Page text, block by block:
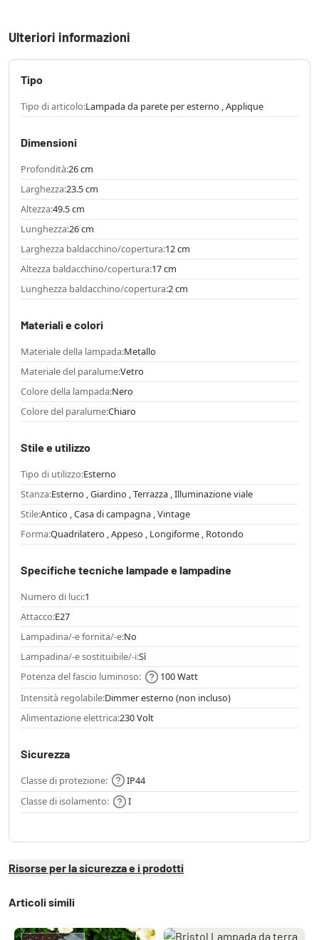
Ulteriori informazioni
Tipo
Tipo di articolo:Lampada da parete per esterno , Applique
Dimensioni
Profondità:26 cm
Larghezza:23.5 cm
Altezza:49.5 cm
Lunghezza:26 cm
Larghezza baldacchino/copertura:12 cm
Altezza baldacchino/copertura:17 cm
Lunghezza baldacchino/copertura:2 cm
Materiali e colori
Materiale della lampada:Metallo
Materiale del paralume:Vetro
Colore della lampada:Nero
Colore del paralume:Chiaro
Stile e utilizzo
Tipo di utilizzo:Esterno
Stanza:Esterno , Giardino , Terrazza , Illuminazione viale
Stile:Antico , Casa di campagna , Vintage
Forma:Quadrilatero , Appeso , Longiforme , Rotondo
Specifiche tecniche lampade e lampadine
Numero di luci:1
Attacco:E27
Lampadina/-e fornita/-e:No
Lampadina/-e sostituibile/-i:Sì
Potenza del fascio luminoso:
100 Watt
Intensità regolabile:Dimmer esterno (non incluso)
Alimentazione elettrica:230 Volt
Sicurezza
Classe di protezione:
IP44
Classe di isolamento:
I
Risorse per la sicurezza e i prodotti
Articoli simili